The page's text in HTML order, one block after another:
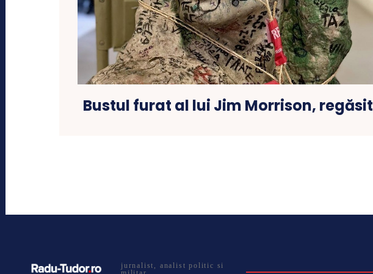
Bustul furat al lui Jim Morrison, regăsit
jurnalist, analist politic si